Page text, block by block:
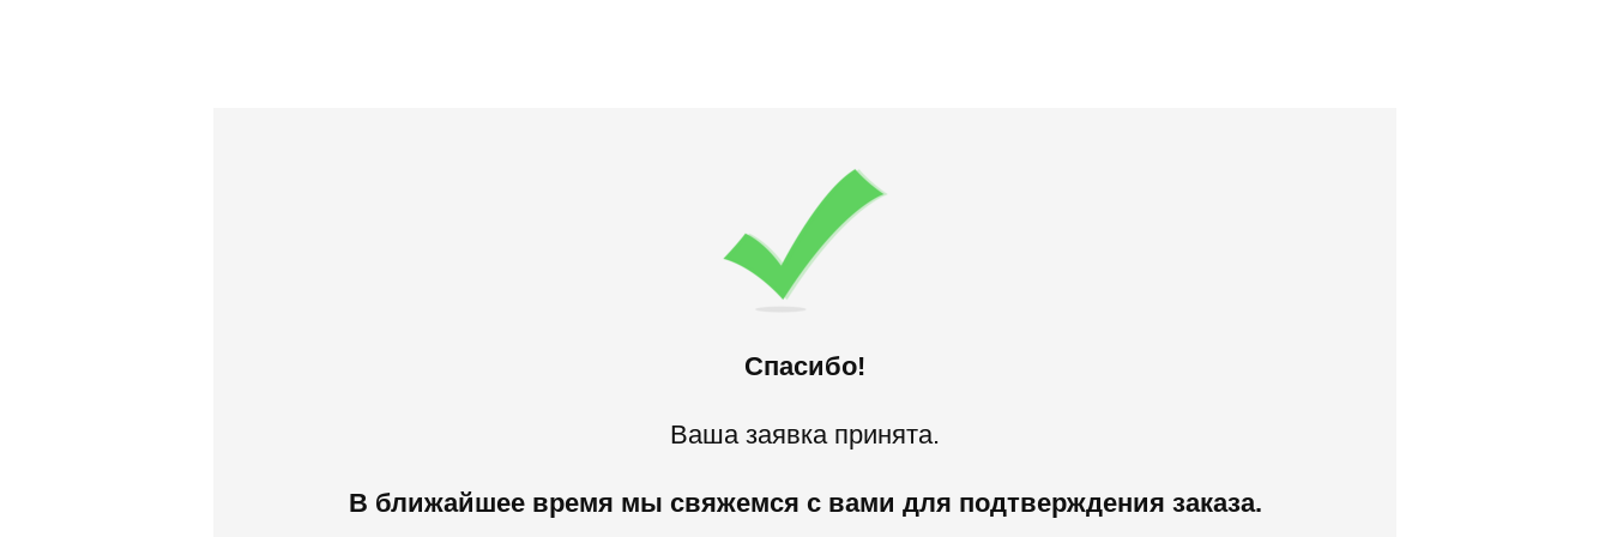
Спасибо!
Ваша заявка принята.
В ближайшее время мы свяжемся с вами для подтверждения заказа.